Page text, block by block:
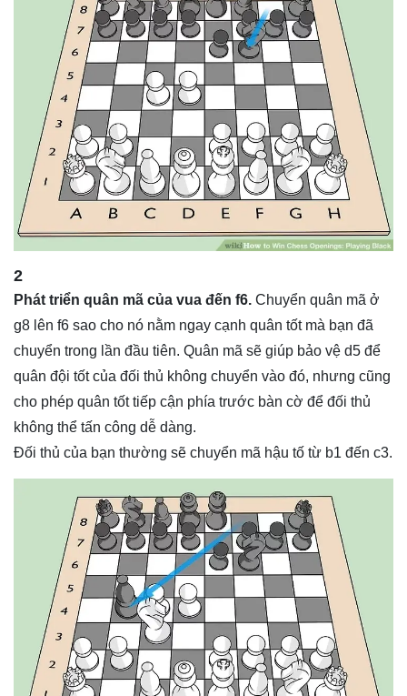
2
Phát triển quân mã của vua đến f6. Chuyển quân mã ở
g8 lên f6 sao cho nó nằm ngay cạnh quân tốt mà bạn đã
chuyển trong lần đầu tiên. Quân mã sẽ giúp bảo vệ d5 để
quân đội tốt của đối thủ không chuyển vào đó, nhưng cũng
cho phép quân tốt tiếp cận phía trước bàn cờ để đối thủ
không thể tấn công dễ dàng.
Đối thủ của bạn thường sẽ chuyển mã hậu tố từ b1 đến c3.